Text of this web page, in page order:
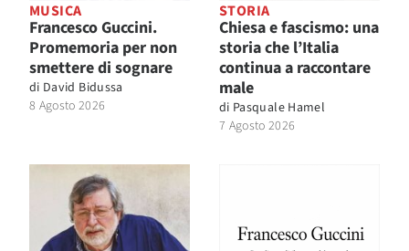
MUSICA
Francesco Guccini.
Promemoria per non
smettere di sognare
di David Bidussa
8 Agosto 2026
STORIA
Chiesa e fascismo: una
storia che l’Italia
continua a raccontare
male
di Pasquale Hamel
7 Agosto 2026